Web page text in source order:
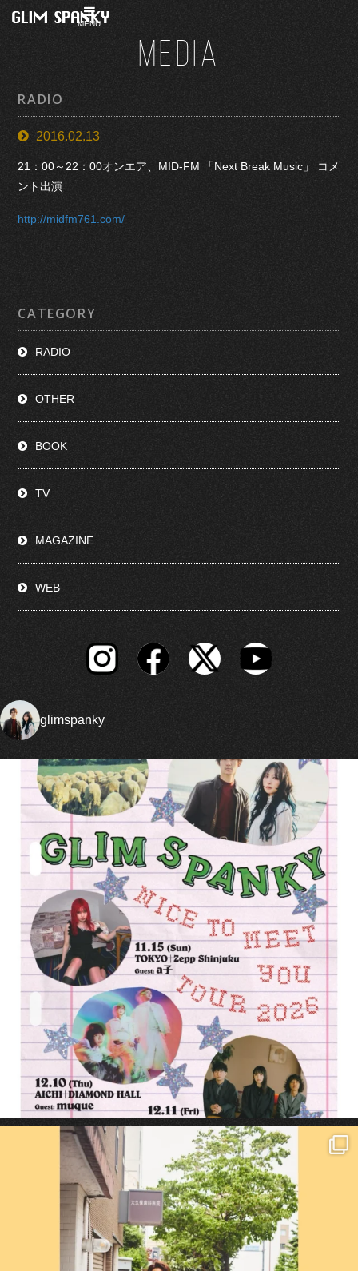
MENU
MEDIA
RADIO
2016.02.13
21：00～22：00オンエア、MID-FM 「Next Break Music」 コメ
ント出演
http://midfm761.com/
CATEGORY
RADIO
OTHER
BOOK
TV
MAGAZINE
WEB
glimspanky